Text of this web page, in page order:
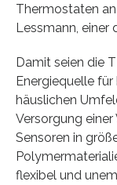
Thermostaten an
Lessmann, einer
Damit seien die
Energiequelle
häuslichen
Versorgung
Sensoren in
flexibel und